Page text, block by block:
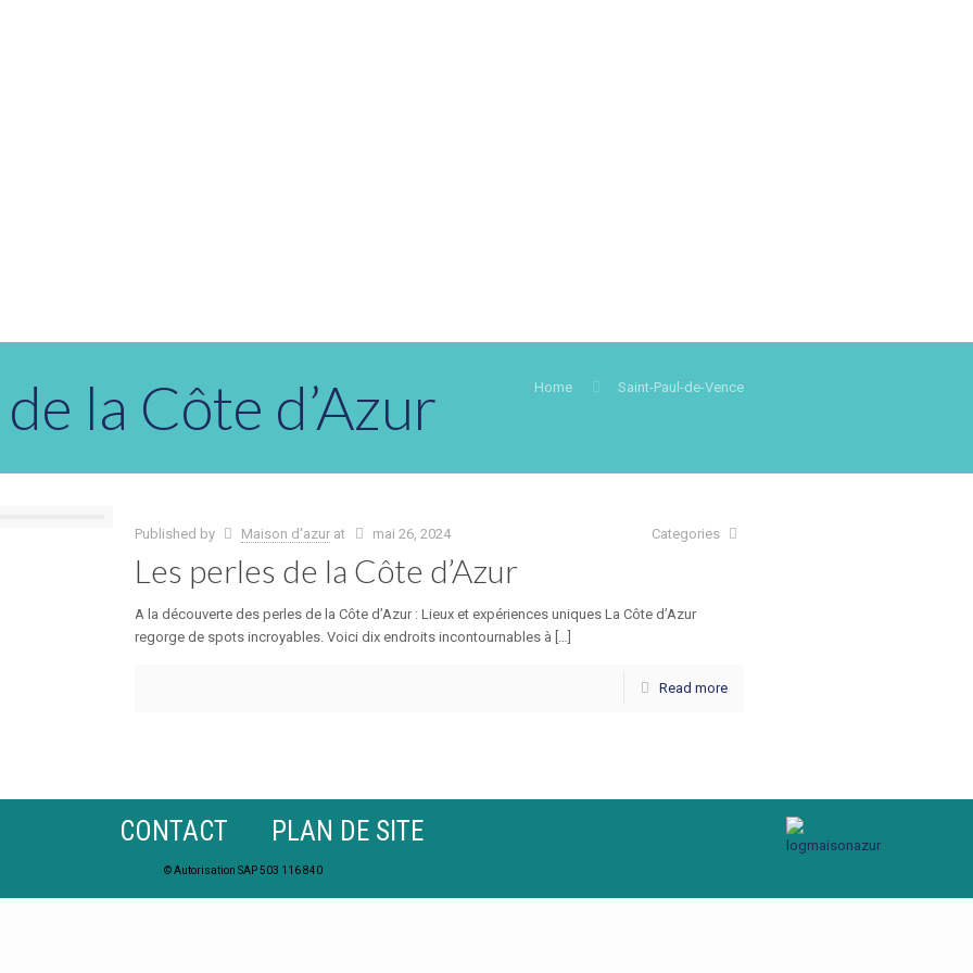
la Côte d’Azur Home Saint-Paul-de-Vence
Published by Maison d'azur at mai 26, 2024 Categories
Les perles de la Côte d’Azur
A la découverte des perles de la Côte d’Azur : Lieux et expériences uniques La Côte d’Azur
regorge de spots incroyables. Voici dix endroits incontournables à […]
Read more
CONTACT PLAN DE SITE
© Autorisation SAP 503 116 840